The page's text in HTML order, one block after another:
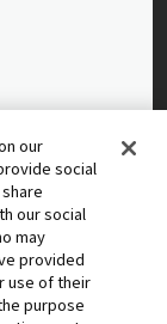
会
部
イズ 2009
©藤本タツ
our
social
our social
may
provided
use of their
purpose